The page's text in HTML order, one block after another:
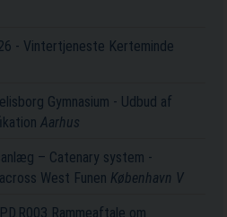
- Vintertjeneste Kerteminde
Gymnasium - Udbud af
Aarhus
– Catenary system -
West Funen København V
Rammeaftale om